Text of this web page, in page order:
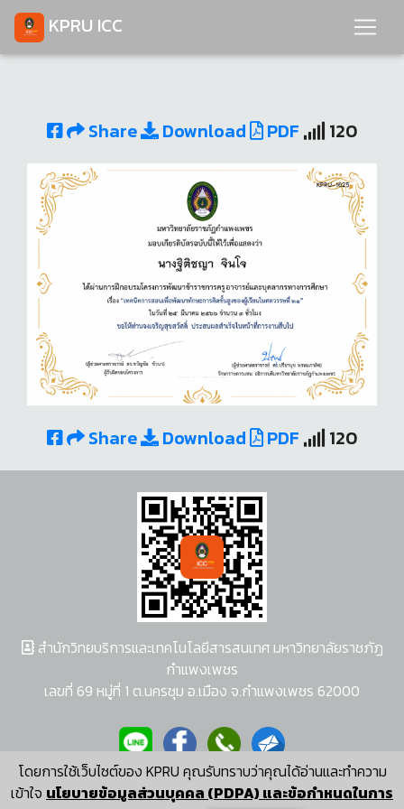
KPRU ICC
Share Download PDF 120
Share Download PDF 120
โดยการใช้เว็บไซต์ของ KPRU คุณรับทราบว่าคุณได้อ่านและทำความ
เข้าใจ นโยบายข้อมูลส่วนบุคคล (PDPA) และข้อกำหนดในการ
สำนักวิทยบริการและเทคโนโลยีสารสนเทศ มหาวิทยาลัยราชภัฏ
กำแพงเพชร
เลขที่ 69 หมู่ที่ 1 ต.นครชุม อ.เมือง จ.กำแพงเพชร 62000
ผู้พัฒนาระบบ อนุชา พวงผกา